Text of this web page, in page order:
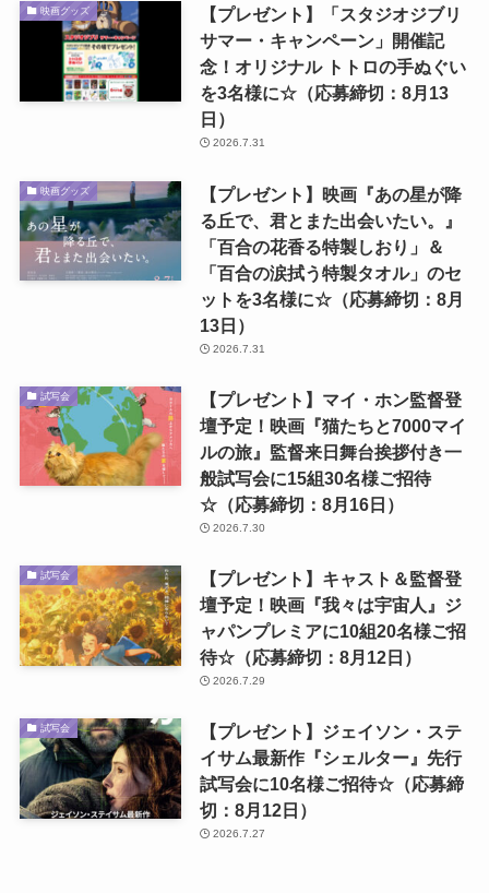
映画グッズ
【プレゼント】「スタジオジブリ
サマー・キャンペーン」開催記
念！オリジナル トトロの手ぬぐい
を3名様に☆（応募締切：8月13
日）
2026.7.31
映画グッズ
【プレゼント】映画『あの星が降
る丘で、君とまた出会いたい。』
「百合の花香る特製しおり」＆
「百合の涙拭う特製タオル」のセ
ットを3名様に☆（応募締切：8月
13日）
2026.7.31
試写会
【プレゼント】マイ・ホン監督登
壇予定！映画『猫たちと7000マイ
ルの旅』監督来日舞台挨拶付き一
般試写会に15組30名様ご招待
☆（応募締切：8月16日）
2026.7.30
試写会
【プレゼント】キャスト＆監督登
壇予定！映画『我々は宇宙人』ジ
ャパンプレミアに10組20名様ご招
待☆（応募締切：8月12日）
2026.7.29
試写会
【プレゼント】ジェイソン・ステ
イサム最新作『シェルター』先行
試写会に10名様ご招待☆（応募締
切：8月12日）
2026.7.27